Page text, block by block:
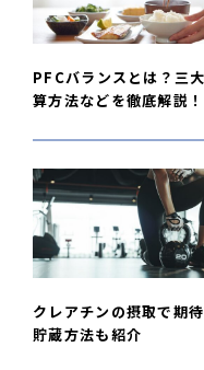
PFCバランスとは？三
算方法などを徹底解説！
クレアチンの摂取で期
貯蔵方法も紹介